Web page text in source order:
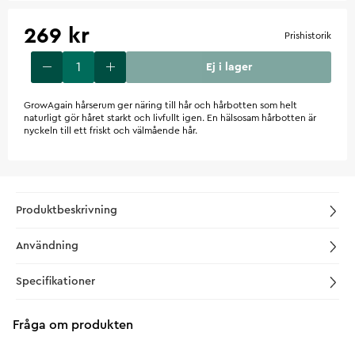
269 kr Prishistorik
Ej i lager
GrowAgain hårserum ger näring till hår och hårbotten som helt
naturligt gör håret starkt och livfullt igen. En hälsosam hårbotten är
nyckeln till ett friskt och välmående hår.
Produktbeskrivning
Användning
Specifikationer
Fråga om produkten